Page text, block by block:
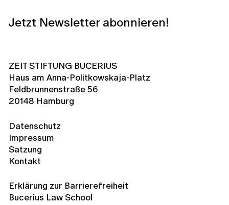
Jetzt Newsletter abonnieren!
ZEIT STIFTUNG BUCERIUS
Haus am Anna-Politkowskaja-Platz
Feldbrunnenstraße 56
20148 Hamburg
Datenschutz
Impressum
Satzung
Kontakt
Erklärung zur Barrierefreiheit
Bucerius Law School